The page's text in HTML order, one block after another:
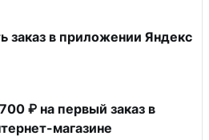
заказ в приложении Яндекс
₽ на первый заказ в
магазине